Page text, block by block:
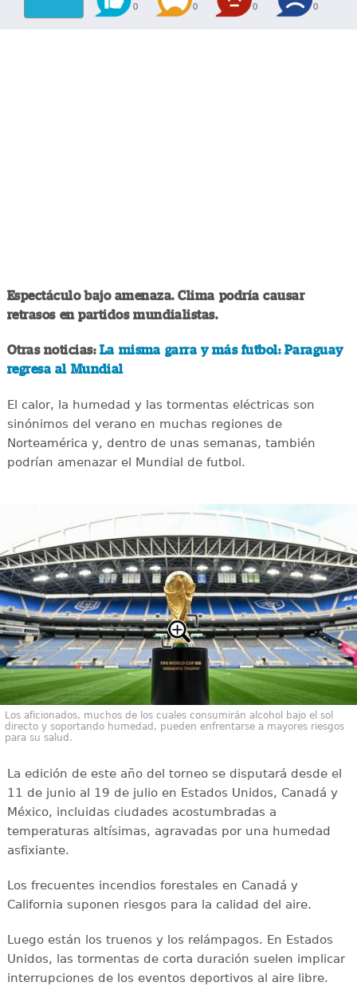
0 0 0 0
Espectáculo bajo amenaza. Clima podría causar
retrasos en partidos mundialistas.
Otras noticias: La misma garra y más futbol: Paraguay
regresa al Mundial
El calor, la humedad y las tormentas eléctricas son
sinónimos del verano en muchas regiones de
Norteamérica y, dentro de unas semanas, también
podrían amenazar el Mundial de futbol.
Los aficionados, muchos de los cuales consumirán alcohol bajo el sol
directo y soportando humedad, pueden enfrentarse a mayores riesgos
para su salud.
La edición de este año del torneo se disputará desde el
11 de junio al 19 de julio en Estados Unidos, Canadá y
México, incluidas ciudades acostumbradas a
temperaturas altísimas, agravadas por una humedad
asfixiante.
Los frecuentes incendios forestales en Canadá y
California suponen riesgos para la calidad del aire.
Luego están los truenos y los relámpagos. En Estados
Unidos, las tormentas de corta duración suelen implicar
interrupciones de los eventos deportivos al aire libre.